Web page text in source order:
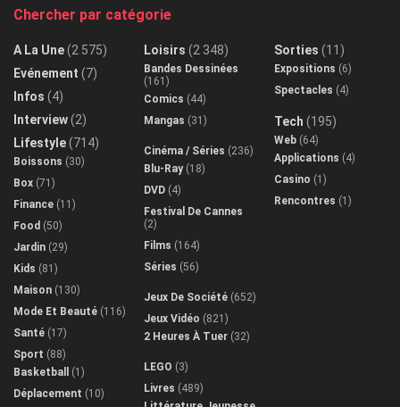
Chercher par catégorie
A La Une(2 575)
Evénement (7)
Infos (4)
Interview(2)
Lifestyle(714)
Boissons (30)
Box (71)
Finance (11)
Food (50)
Jardin (29)
Kids (81)
Maison (130)
Mode Et Beauté (116)
Santé (17)
Sport (88)
Basketball
(1)
Déplacement (10)
Loisirs (2 348)
Bandes Dessinées
(161)
Comics (44)
Mangas (31)
Cinéma / Séries (236)
Blu-Ray(18)
DVD (4)
Festival De Cannes
(2)
Films (164)
Séries (56)
Jeux De Société (652)
Jeux Vidéo (821)
2 Heures À Tuer (32)
LEGO (3)
Livres (489)
Sorties (11)
Expositions (6)
Spectacles (4)
Tech (195)
Web (64)
Applications (4)
Casino (1)
Rencontres (1)